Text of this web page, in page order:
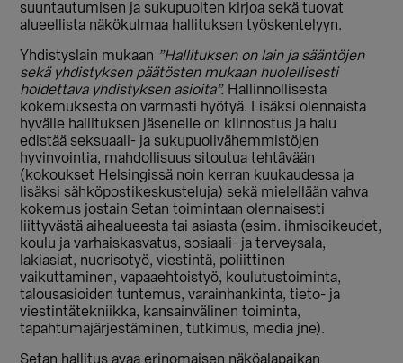
suuntautumisen ja sukupuolten kirjoa sekä tuovat
alueellista näkökulmaa hallituksen työskentelyyn.
Yhdistyslain mukaan ”Hallituksen on lain ja sääntöjen
sekä yhdistyksen päätösten mukaan huolellisesti
hoidettava yhdistyksen asioita”. Hallinnollisesta
kokemuksesta on varmasti hyötyä. Lisäksi olennaista
hyvälle hallituksen jäsenelle on kiinnostus ja halu
edistää seksuaali- ja sukupuolivähemmistöjen
hyvinvointia, mahdollisuus sitoutua tehtävään
(kokoukset Helsingissä noin kerran kuukaudessa ja
lisäksi sähköpostikeskusteluja) sekä mielellään vahva
kokemus jostain Setan toimintaan olennaisesti
liittyvästä aihealueesta tai asiasta (esim. ihmisoikeudet,
koulu ja varhaiskasvatus, sosiaali- ja terveysala,
lakiasiat, nuorisotyö, viestintä, poliittinen
vaikuttaminen, vapaaehtoistyö, koulutustoiminta,
talousasioiden tuntemus, varainhankinta, tieto- ja
viestintätekniikka, kansainvälinen toiminta,
tapahtumajärjestäminen, tutkimus, media jne).
Setan hallitus avaa erinomaisen näköalapaikan